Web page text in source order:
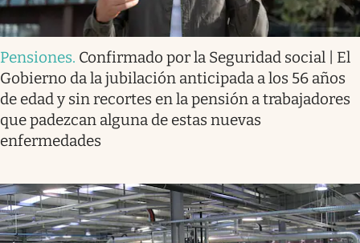
Pensiones. Confirmado por la Seguridad social | El
Gobierno da la jubilación anticipada a los 56 años
de edad y sin recortes en la pensión a trabajadores
que padezcan alguna de estas nuevas
enfermedades